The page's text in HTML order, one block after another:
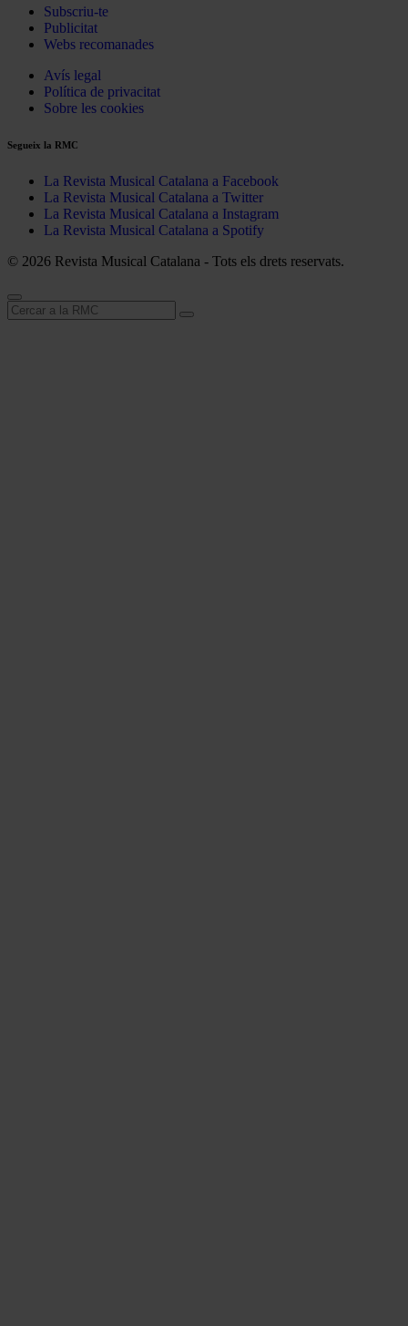
Subscriu-te
Publicitat
Webs recomanades
Avís legal
Política de privacitat
Sobre les cookies
Segueix la RMC
La Revista Musical Catalana a Facebook
La Revista Musical Catalana a Twitter
La Revista Musical Catalana a Instagram
La Revista Musical Catalana a Spotify
© 2026 Revista Musical Catalana - Tots els drets reservats.
Cerca